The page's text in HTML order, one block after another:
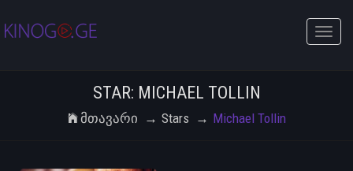
Toggle
STAR: MICHAEL TOLLIN
Მთავარი Stars Michael Tollin